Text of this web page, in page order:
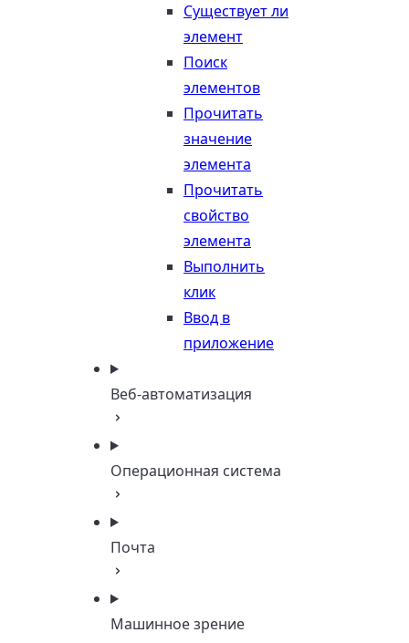
Существует ли
элемент
Поиск
элементов
Прочитать
значение
элемента
Прочитать
свойство
элемента
Выполнить
клик
Ввод в
приложение
Веб-автоматизация
Операционная система
Почта
Машинное зрение